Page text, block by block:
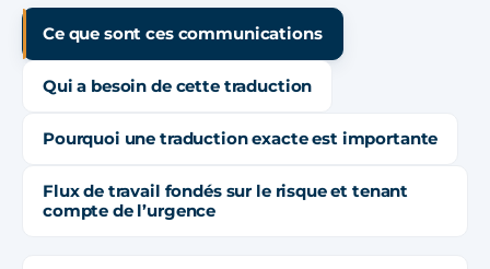
Ce que sont ces communications
Qui a besoin de cette traduction
Pourquoi une traduction exacte est importante
Flux de travail fondés sur le risque et tenant
compte de l’urgence